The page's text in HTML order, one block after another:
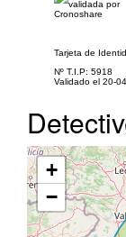
Tarjeta de
Nº T.I.P: 5918
Validado el 20-
+
−